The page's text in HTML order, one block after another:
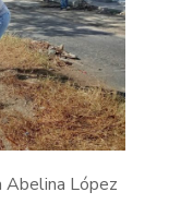
Abelina López